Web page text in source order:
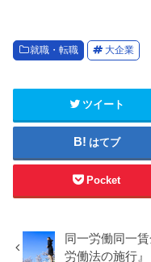
就職・転職 大企業
ツイート
はてブ
Pocket
同一労働同一
労働法の施行』